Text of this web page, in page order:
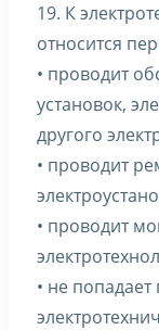
19. К
относится
• проводит
установок,
другого
• проводит
• проводит
• не